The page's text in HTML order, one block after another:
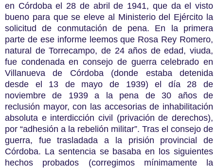
en Córdoba el 28 de abril de 1941, que da el visto
bueno para que se eleve al Ministerio del Ejército la
solicitud de conmutación de pena. En la primera
parte de ese informe leemos que Rosa Rey Romero,
natural de Torrecampo, de 24 años de edad, viuda,
fue condenada en consejo de guerra celebrado en
Villanueva de Córdoba (donde estaba detenida
desde el 13 de mayo de 1939) el día 28 de
noviembre de 1939 a la pena de 30 años de
reclusión mayor, con las accesorias de inhabilitación
absoluta e interdicción civil (privación de derechos),
por “adhesión a la rebelión militar”. Tras el consejo de
guerra, fue trasladada a la prisión provincial de
Córdoba. La sentencia se basaba en los siguientes
hechos probados (corregimos mínimamente la